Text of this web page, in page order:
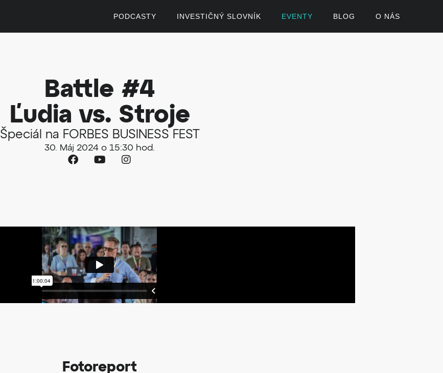
PODCASTY INVESTIČNÝ SLOVNÍK EVENTY BLOG O NÁS
Battle #4
Ľudia vs. Stroje
Špeciál na FORBES BUSINESS FEST
30. Máj 2024 o 15:30 hod.
Fotoreport